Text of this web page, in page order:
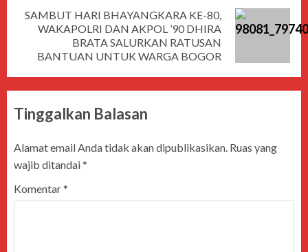
SAMBUT HARI BHAYANGKARA KE-80,
WAKAPOLRI DAN AKPOL ’90 DHIRA
BRATA SALURKAN RATUSAN
BANTUAN UNTUK WARGA BOGOR
Tinggalkan Balasan
Alamat email Anda tidak akan dipublikasikan. Ruas yang
wajib ditandai*
Komentar*